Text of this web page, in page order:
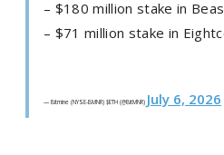
– $180 million stake in
– $71 million stake in
— Bitmine (NYSE-BMNR) $ETH (@BitMNR) July 6, 2026